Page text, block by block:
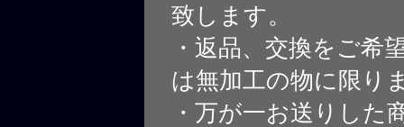
致します。
・返品、交換をご希
は無加工の物に限り
・万が一お送りした